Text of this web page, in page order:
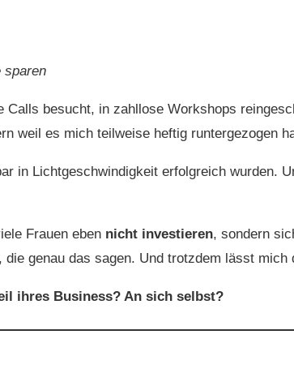
sparen
besucht, in zahllose Workshops
weil es mich teilweise heftig runtergezogen
in Lichtgeschwindigkeit erfolgreich wurden.
Frauen eben nicht investieren, sondern
genau das sagen. Und trotzdem lässt mich
ihres Business? An sich selbst?